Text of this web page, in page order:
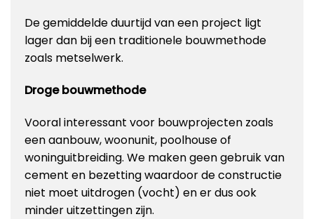
De gemiddelde duurtijd van een project ligt
lager dan bij een traditionele bouwmethode
zoals metselwerk.
Droge bouwmethode
Vooral interessant voor bouwprojecten zoals
een aanbouw, woonunit, poolhouse of
woninguitbreiding. We maken geen gebruik van
cement en bezetting waardoor de constructie
niet moet uitdrogen (vocht) en er dus ook
minder uitzettingen zijn.